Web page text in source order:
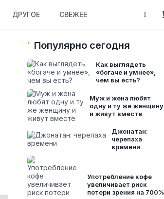
ДРУГОЕ СВЕЖЕЕ
Популярно сегодня
Как выглядеть
«богаче и умнее»,
чем вы есть?
Муж и жена любят
одну и ту же женщину
и живут вместе
Джонатан:
черепаха
времени
Употребление кофе
увеличивает риск
потери зрения на 700%